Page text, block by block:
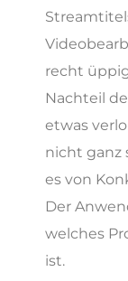
recht
Nachteil
etwas
nicht ganz
es von
Der
welches
ist.